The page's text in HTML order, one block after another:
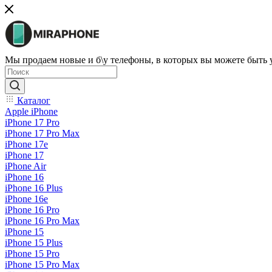
Мы продаем новые и б\у телефоны, в которых вы можете быть
Каталог
Apple iPhone
iPhone 17 Pro
iPhone 17 Pro Max
iPhone 17e
iPhone 17
iPhone Air
iPhone 16
iPhone 16 Plus
iPhone 16e
iPhone 16 Pro
iPhone 16 Pro Max
iPhone 15
iPhone 15 Plus
iPhone 15 Pro
iPhone 15 Pro Max